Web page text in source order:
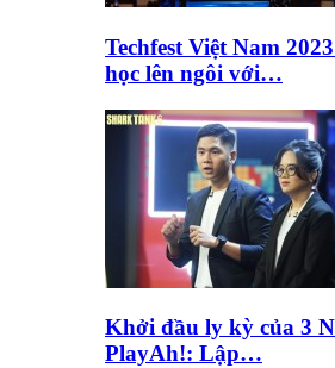
Techfest Việt Nam
học lên ngôi với…
Khởi đầu ly kỳ của 3
PlayAh!: Lập…